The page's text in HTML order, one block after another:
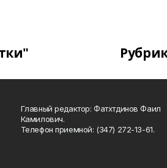
Главный редактор: Фатхтдинов Фаил
Камилович.
Телефон приемной: (347) 272-13-61.